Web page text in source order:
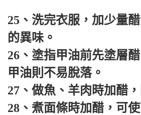
25、洗完衣服，加少量
的異味。
26、塗指甲油前先塗層
甲油則不易脫落。
27、做魚、羊肉時加醋
28、煮面條時加醋，可